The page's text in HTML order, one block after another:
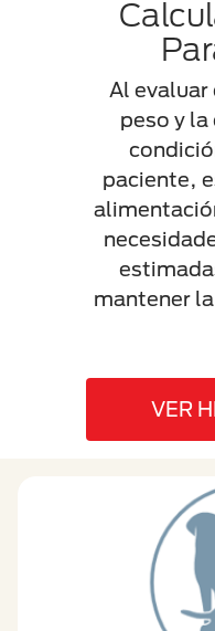
Al
peso y
paciente,
mantener
VER